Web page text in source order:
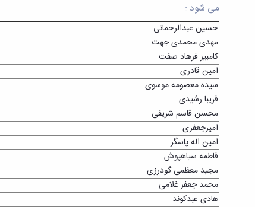
می شود :
حسین عبدالرحمانی
مهدی محمدی جهت
کامبیز فرهاد صفت
امین قادری
سیده معصومه موسوی
فریبا رشیدی
محسن قاسم شریفی
امیرجعفری
امین اله پاسگر
فاطمه سیاهپوش
مجید معظمی گودرزی
محمد جعفر غلامی
هادی عبدکوند